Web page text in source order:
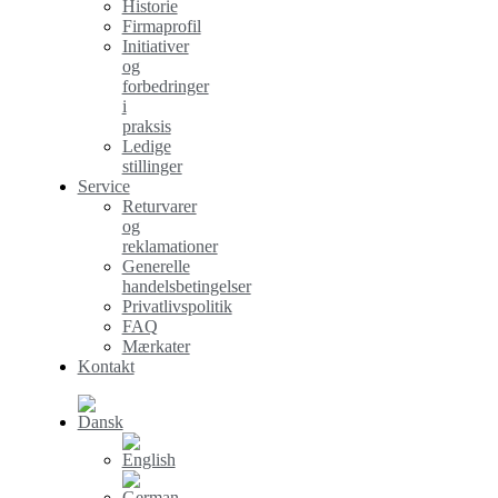
Historie
Firmaprofil
Initiativer
og
forbedringer
i
praksis
Ledige
stillinger
Service
Returvarer
og
reklamationer
Generelle
handelsbetingelser
Privatlivspolitik
FAQ
Mærkater
Kontakt